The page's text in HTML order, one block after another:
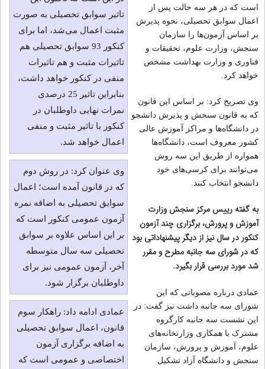
تاثیر سوابق تحصیلی به صورت
مثبت اعمال می‌شد، اما برای
کنکور 93 سوابق تحصیلی هم
تاثیرات مثبت و هم تاثیرات
منفی در کنکور خواهد داشت،
بنابراین تاثیر 25 درصدی
نمرات نهایی داوطلبان در
کنکور با تاثیر مثبت و منفی
اعمال خواهد شد.
وی عنوان کرد: در روش دوم
که در قانون آمده است؛ اعمال
سوابق تحصیلی به اضافه نمره
آزمون عمومی کنکور است که
بر این اساس علاوه بر سوابق
تحصیلی سه سال متوسطه
آخر، آزمون عمومی نیز برای
داوطلبان برگزار شود.
عمادی ادامه داد: راهکار سوم
قانون، اعمال سوابق تحصیلی
به اضافه برگزاری آزمون
اختصاصی و عمومی است که
است که در هر سه حالت پس از
اعمال سوابق تحصیلی، نحوه پذیرش
بر اساس آزمون‌ها را سازمان
سنجش، وزارت علوم، تحقیقات و
فناوری و وزارت بهداشت مشخص
خواهد کرد.
وی تصریح کرد: بر اساس این قانون
که به قانون سنجش و پذیرش دانشجو
در دانشگاه‌ها و مراکز آموزش عالی
کشور معروف است، دانشگاه‌ها
همواره از طریق این سه روش
می‌توانند برای کرسی‌های خود
دانشجو انتخاب کنند.
به گفته رییس مرکز سنجش وزارت
آموزش و پرورش، برگزاری چند آزمون
کنکور در سال نیز از دیگر پیشنهاداتی بود
که در شورای سه جانبه مطرح و مقرر
شد مورد بررسی قرار بگیرد.
عمادی درباره مصوباتی که این
شورای سه جانبه داشت نیز گفت: در
این نشست سه جانبه کارگروه
مشترک با همکاری وزارتخانه‌های
علوم، آموزش و پرورش، سازمان
سنجش و دانشگاه آزاد تشکیل